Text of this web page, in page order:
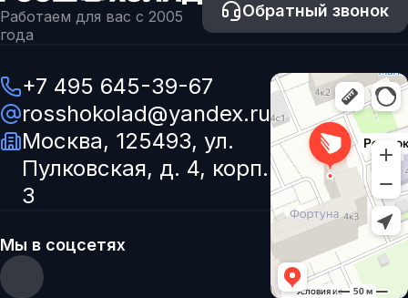
Работаем для вас с 2005
года
Обратный звонок
+7 495 645-39-67
rosshokolad@yandex.ru
Москва, 125493, ул.
Пулковская, д. 4, корп.
3
Мы в соцсетях